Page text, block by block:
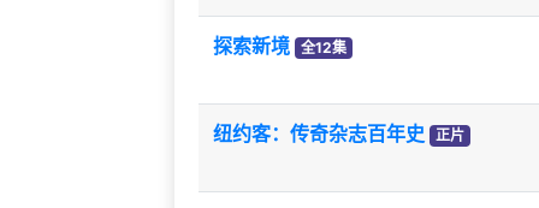
探索新境 全12集
纽约客：传奇杂志百年史 正片